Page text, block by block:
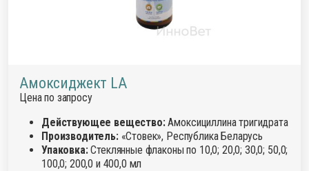
Амоксиджект LA
Цена по запросу
Действующее вещество:Амоксициллина тригидрата
Производитель:«Стовек», Республика Беларусь
Упаковка:Стеклянные флаконы по 10,0; 20,0; 30,0; 50,0;
100,0; 200,0 и 400,0 мл